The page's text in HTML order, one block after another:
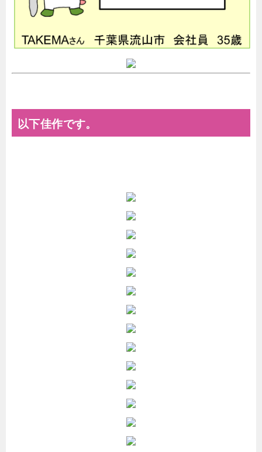
以下佳作です。